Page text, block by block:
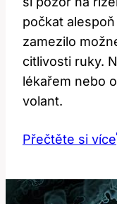
počkat
zamezilo
citlivosti ruky.
lékařem nebo
volant.
Přečtěte si více